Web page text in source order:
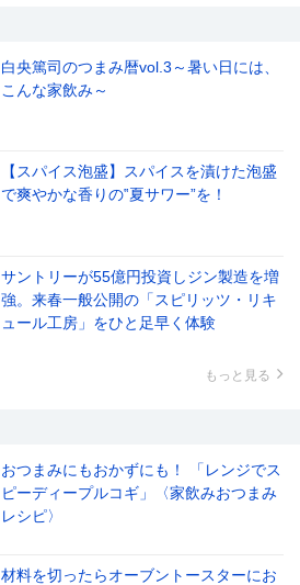
白央篤司のつまみ暦vol.3～暑い日には、
こんな家飲み～
【スパイス泡盛】スパイスを漬けた泡盛
で爽やかな香りの‟夏サワー”を！
サントリーが55億円投資しジン製造を増
強。来春一般公開の「スピリッツ・リキ
ュール工房」をひと足早く体験
もっと見る
おつまみにもおかずにも！ 「レンジでス
ピーディープルコギ」〈家飲みおつまみ
レシピ〉
材料を切ったらオーブントースターにお